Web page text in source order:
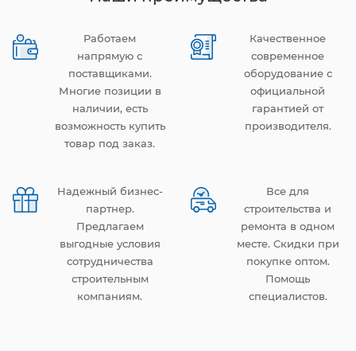
Работаем
напрямую с
поставщиками.
Многие позиции в
наличии, есть
возможность купить
товар под заказ.
Качественное
современное
оборудование с
официальной
гарантией от
производителя.
Надежный бизнес-
партнер.
Предлагаем
выгодные условия
сотрудничества
строительным
компаниям.
Все для
строительства и
ремонта в одном
месте. Скидки при
покупке оптом.
Помощь
специалистов.